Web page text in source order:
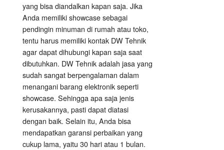
yang bisa diandalkan kapan saja. Jika
Anda memiliki showcase sebagai
pendingin minuman di rumah atau toko,
tentu harus memiliki kontak DW Tehnik
agar dapat dihubungi kapan saja saat
dibutuhkan. DW Tehnik adalah jasa yang
sudah sangat berpengalaman dalam
menangani barang elektronik seperti
showcase. Sehingga apa saja jenis
kerusakannya, pasti dapat diatasi
dengan baik. Selain itu, Anda bisa
mendapatkan garansi perbaikan yang
cukup lama, yaitu 30 hari atau 1 bulan.